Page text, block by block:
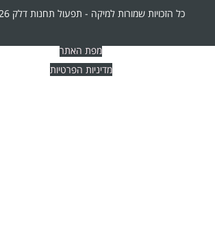
כל הזכויות שמורות למיקה - תפעול תחנות דלק 2026 ©
מפת האתר
מדיניות הפרטיות